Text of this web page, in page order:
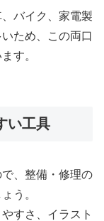
バイク、家電製
ため、この両口
す。
い工具
、整備・修理の
う。
すさ、イラスト